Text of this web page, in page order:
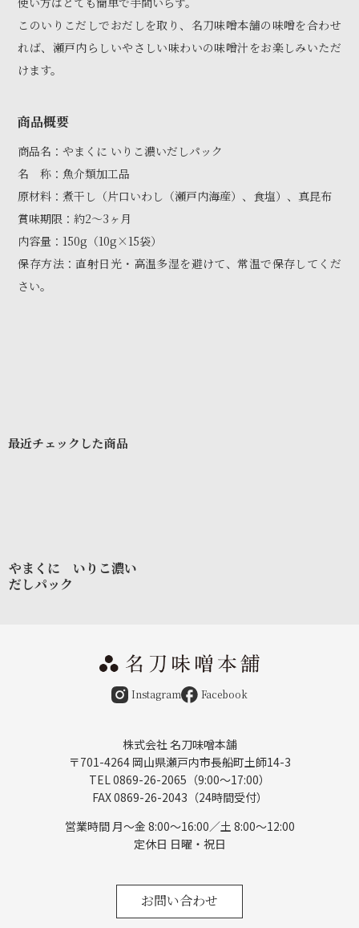
このいりこだしでおだしを取り、名刀味噌本舗の味噌を合わせ
れば、瀬戸内らしいやさしい味わいの味噌汁をお楽しみいただ
けます。
商品概要
商品名：やまくに いりこ濃いだしパック
名 称：魚介類加工品
原材料：煮干し（片口いわし（瀬戸内海産）、食塩）、真昆布
賞味期限：約2〜3ヶ月
内容量：150g（10g×15袋）
保存方法：直射日光・高温多湿を避けて、常温で保存してくだ
さい。
最近チェックした商品
やまくに いりこ濃い
だしパック
Instagram Facebook
株式会社 名刀味噌本舗
〒701-4264 岡山県瀬戸内市長船町土師14-3
TEL 0869-26-2065（9:00〜17:00）
FAX 0869-26-2043（24時間受付）
営業時間 月〜金 8:00～16:00／土 8:00～12:00
定休日 日曜・祝日
お問い合わせ